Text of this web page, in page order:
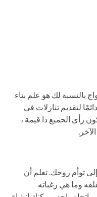
بالنسبة لك هو علم بناء
لتقديم تنازلات في
رأي الجميع ذا قيمة ،
توأم روحك. تعلم أن
وما هي رغباته